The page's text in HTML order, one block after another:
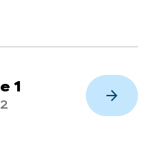
1 arrow_forward